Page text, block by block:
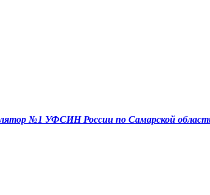
№1 УФСИН России по Самарской